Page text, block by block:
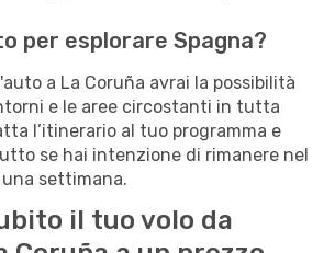
per esplorare Spagna?
a La Coruña avrai la possibilità
e le aree circostanti in tutta
l’itinerario al tuo programma e
se hai intenzione di rimanere nel
settimana.
il tuo volo da